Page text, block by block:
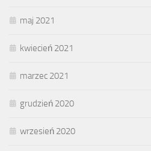
maj 2021
kwiecień 2021
marzec 2021
grudzień 2020
wrzesień 2020